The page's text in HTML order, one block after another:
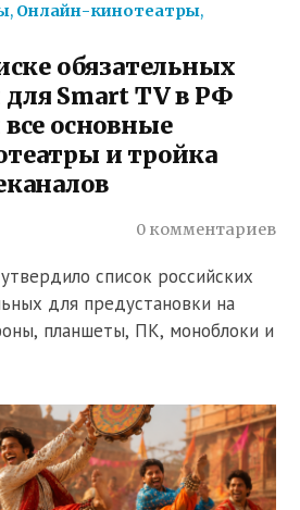
, Онлайн-кинотеатры,
обязательных
Smart TV в РФ
основные
и тройка
0 комментариев
список российских
для предустановки на
планшеты, ПК, моноблоки и